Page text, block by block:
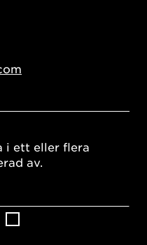
i ett eller flera
av.